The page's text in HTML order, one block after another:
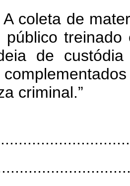
A coleta de
público
de
criminal.”